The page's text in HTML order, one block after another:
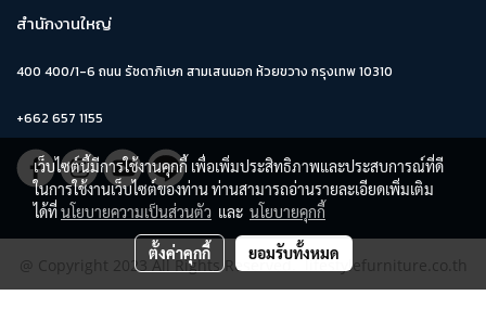
สำนักงานใหญ่
400 400/1-6 ถนน รัชดาภิเษก สามเสนนอก ห้วยขวาง กรุงเทพ 10310
+662 657 1155
@ Copyright 2023 All Rights Reserved. lifestylefurniture.co.th
เว็บไซต์นี้มีการใช้งานคุกกี้ เพื่อเพิ่มประสิทธิภาพและประสบการณ์ที่ดี
ในการใช้งานเว็บไซต์ของท่าน ท่านสามารถอ่านรายละเอียดเพิ่มเติม
ได้ที่นโยบายความเป็นส่วนตัว และ นโยบายคุกกี้
ตั้งค่าคุกกี้ ยอมรับทั้งหมด